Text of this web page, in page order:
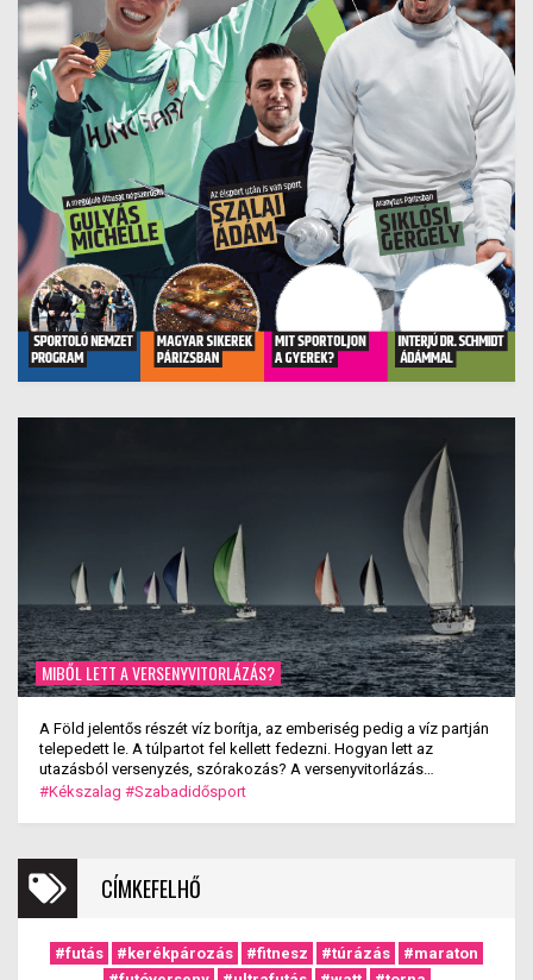
MIBŐL LETT A VERSENYVITORLÁZÁS?
A Föld jelentős részét víz borítja, az emberiség pedig a víz partján
telepedett le. A túlpartot fel kellett fedezni. Hogyan lett az
utazásból versenyzés, szórakozás? A versenyvitorlázás
kialakulása.
#Kékszalag #Szabadidősport
CÍMKEFELHŐ
#futás #kerékpározás #fitnesz #túrázás
#maraton